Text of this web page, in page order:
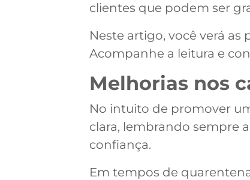
clientes que podem ser
Neste artigo, você verá
Acompanhe a leitura e
Melhorias nos
No intuito de promover
clara, lembrando sempre
confiança.
Em tempos de